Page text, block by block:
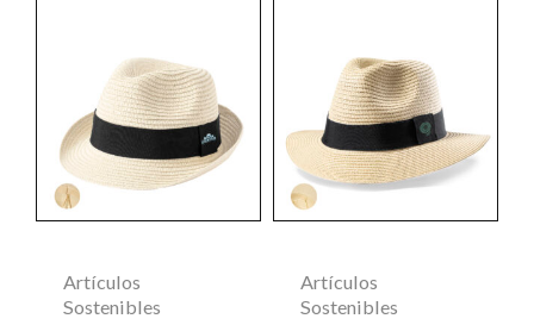
producto
producto
Artículos
Sostenibles
tiene
múltiples
variantes.
Las
se
pueden
Artículos
Sostenibles
producto
tiene
múltiples
variantes.
Las
se
pueden